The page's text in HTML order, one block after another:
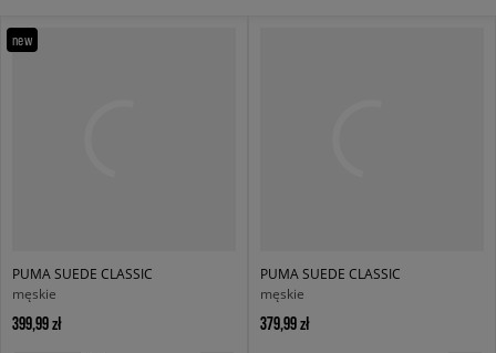
new
PUMA SUEDE CLASSIC
męskie
399,99 zł
PUMA SUEDE CLASSIC
męskie
379,99 zł